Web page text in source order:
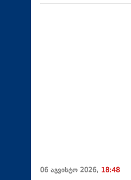
06 აგვისტო 2026, 18:48